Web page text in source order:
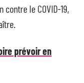
le COVID-19,
prévoir en